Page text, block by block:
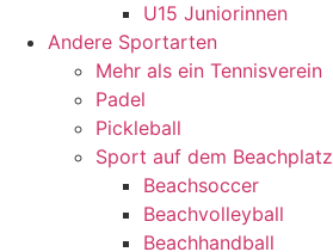
U15 Juniorinnen
Andere Sportarten
Mehr als ein Tennisverein
Padel
Pickleball
Sport auf dem Beachplatz
Beachsoccer
Beachvolleyball
Beachhandball